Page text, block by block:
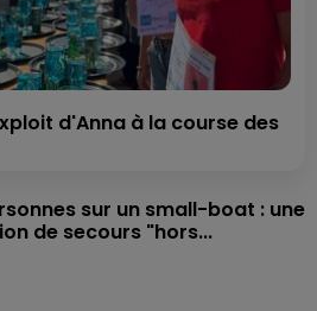
d'Anna à la course des
sur un small-boat : une
de secours "hors...